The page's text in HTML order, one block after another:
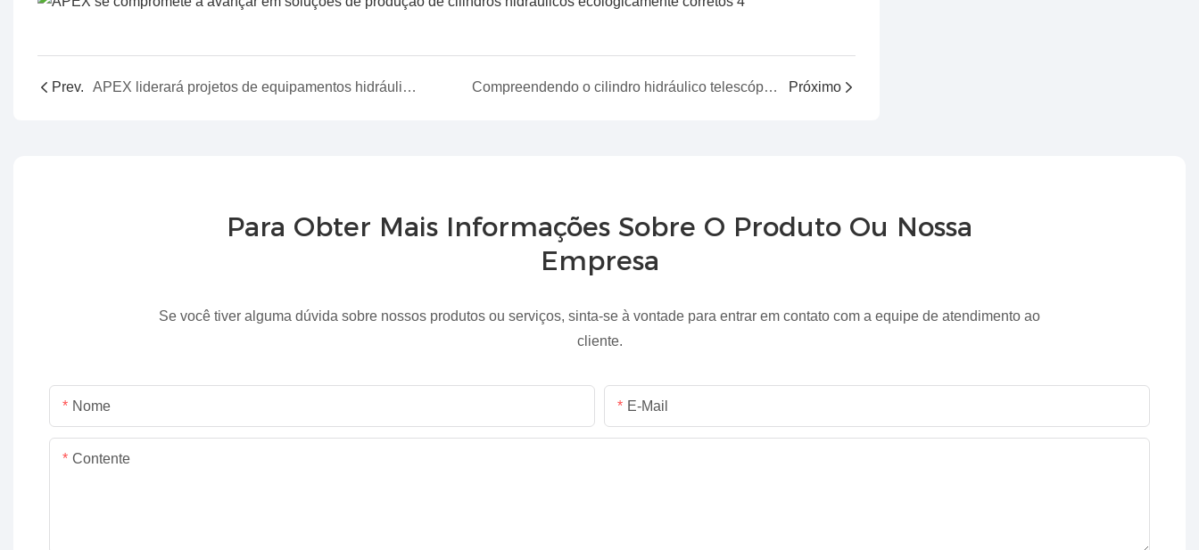
Prev. APEX liderará projetos de equipamentos hidráulicos para estádio de 120 mil metros quadrados nos Estados Unidos Compreendendo o cilindro hidráulico telescópico para trailer basculante: o que você precisa saber Próximo
Para Obter Mais Informações Sobre O Produto Ou Nossa
Empresa
Se você tiver alguma dúvida sobre nossos produtos ou serviços, sinta-se à vontade para entrar em contato com a equipe de atendimento ao
cliente.
Nome E-Mail
Contente